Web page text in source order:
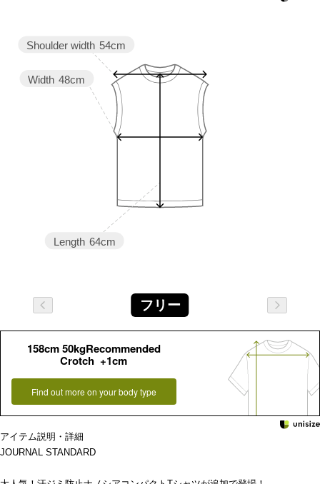
Length 64cm
Width 48cm
Shoulder width 54cm
フリー
158cm 50kgRecommended
Crotch +1cm
Find out more on your body type
アイテム説明・詳細
JOURNAL STANDARD